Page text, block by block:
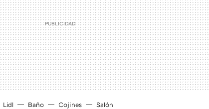
Lidl Baño Cojines Salón